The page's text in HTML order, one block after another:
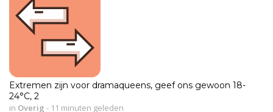
Extremen zijn voor dramaqueens, geef ons gewoon 18-
24°C, 2
in Overig - 11 minuten geleden